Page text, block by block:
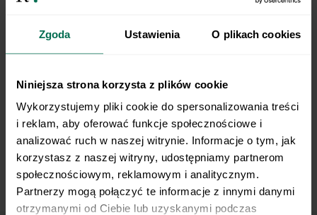
Zgoda Ustawienia O plikach cookies
Niniejsza strona korzysta z plików cookie
Wykorzystujemy pliki cookie do spersonalizowania treści
i reklam, aby oferować funkcje społecznościowe i
analizować ruch w naszej witrynie. Informacje o tym, jak
korzystasz z naszej witryny, udostępniamy partnerom
społecznościowym, reklamowym i analitycznym.
Partnerzy mogą połączyć te informacje z innymi danymi
otrzymanymi od Ciebie lub uzyskanymi podczas
Alternating Staggered Push-Up